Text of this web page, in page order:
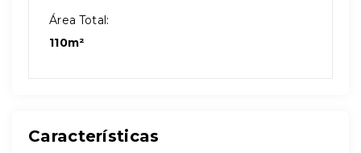
Área Total:
110m²
Características